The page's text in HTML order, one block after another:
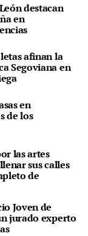
destacan
en
afinan la
Segoviana en
en
de los
las artes
sus calles
de
Joven de
jurado experto